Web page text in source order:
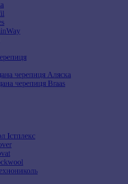
черепиця Аляска
черепиця Braas
Істплекс